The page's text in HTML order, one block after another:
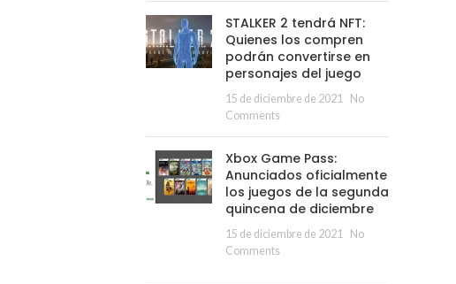
STALKER 2 tendrá NFT:
Quienes los compren
podrán convertirse en
personajes del juego
15 de diciembre de 2021
No
Comments
Xbox Game Pass:
Anunciados oficialmente
los juegos de la segunda
quincena de diciembre
15 de diciembre de 2021
No
Comments